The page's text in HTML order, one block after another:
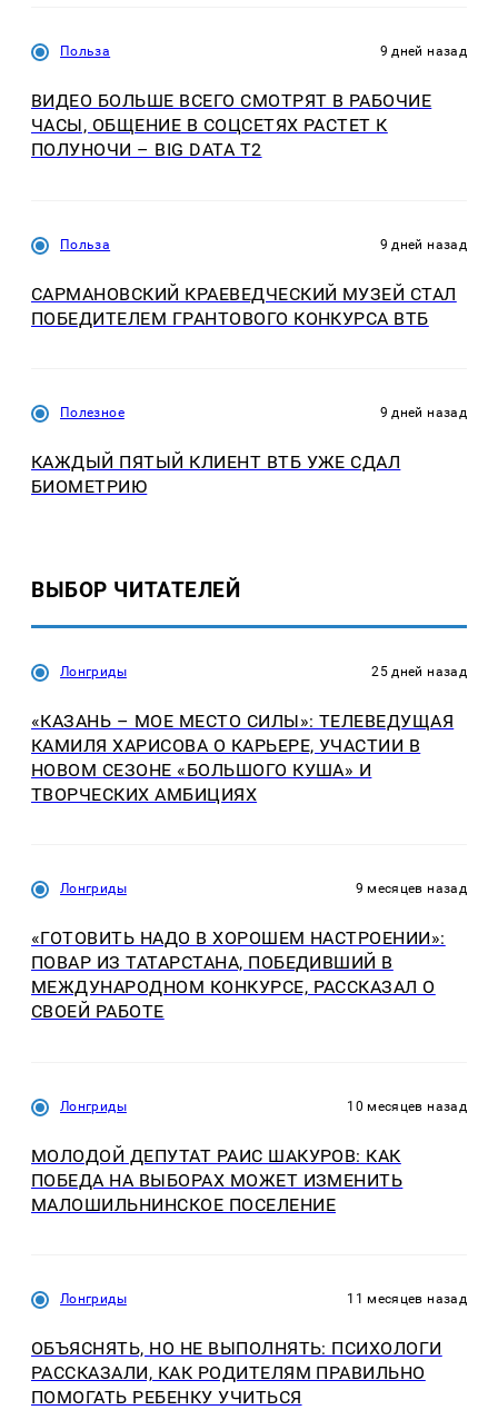
Польза 9 дней назад
ВИДЕО БОЛЬШЕ ВСЕГО СМОТРЯТ В РАБОЧИЕ
ЧАСЫ, ОБЩЕНИЕ В СОЦСЕТЯХ РАСТЕТ К
ПОЛУНОЧИ – BIG DATA T2
Польза 9 дней назад
САРМАНОВСКИЙ КРАЕВЕДЧЕСКИЙ МУЗЕЙ СТАЛ
ПОБЕДИТЕЛЕМ ГРАНТОВОГО КОНКУРСА ВТБ
Полезное 9 дней назад
КАЖДЫЙ ПЯТЫЙ КЛИЕНТ ВТБ УЖЕ СДАЛ
БИОМЕТРИЮ
ВЫБОР ЧИТАТЕЛЕЙ
Лонгриды 25 дней назад
«КАЗАНЬ – МОЕ МЕСТО СИЛЫ»: ТЕЛЕВЕДУЩАЯ
КАМИЛЯ ХАРИСОВА О КАРЬЕРЕ, УЧАСТИИ В
НОВОМ СЕЗОНЕ «БОЛЬШОГО КУША» И
ТВОРЧЕСКИХ АМБИЦИЯХ
Лонгриды 9 месяцев назад
«ГОТОВИТЬ НАДО В ХОРОШЕМ НАСТРОЕНИИ»:
ПОВАР ИЗ ТАТАРСТАНА, ПОБЕДИВШИЙ В
МЕЖДУНАРОДНОМ КОНКУРСЕ, РАССКАЗАЛ О
СВОЕЙ РАБОТЕ
Лонгриды 10 месяцев назад
МОЛОДОЙ ДЕПУТАТ РАИС ШАКУРОВ: КАК
ПОБЕДА НА ВЫБОРАХ МОЖЕТ ИЗМЕНИТЬ
МАЛОШИЛЬНИНСКОЕ ПОСЕЛЕНИЕ
Лонгриды 11 месяцев назад
ОБЪЯСНЯТЬ, НО НЕ ВЫПОЛНЯТЬ: ПСИХОЛОГИ
РАССКАЗАЛИ, КАК РОДИТЕЛЯМ ПРАВИЛЬНО
ПОМОГАТЬ РЕБЕНКУ УЧИТЬСЯ